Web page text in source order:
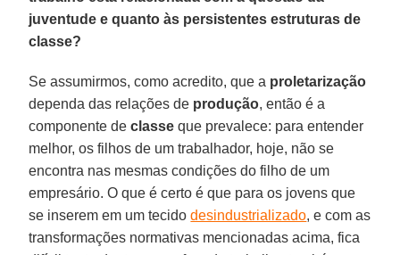
juventude e quanto às persistentes estruturas de
classe?
Se assumirmos, como acredito, que a proletarização
dependa das relações de produção, então é a
componente declasse que prevalece: para entender
melhor, os filhos de um trabalhador, hoje, não se
encontra nas mesmas condições do filho de um
empresário. O que é certo é que para os jovens que
se inserem em um tecidodesindustrializado, e com as
transformações normativas mencionadas acima, fica